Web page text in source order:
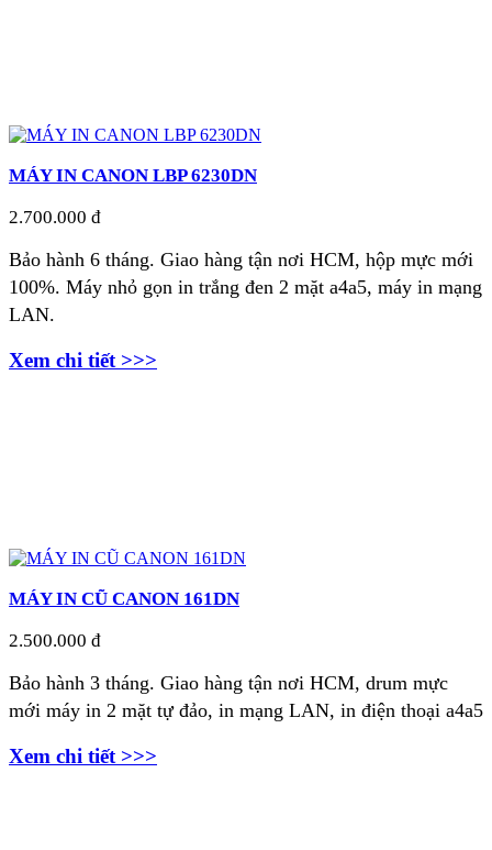
MÁY IN CANON LBP 6230DN
2.700.000 đ
Bảo hành 6 tháng. Giao hàng tận nơi HCM, hộp mực mới
100%. Máy nhỏ gọn in trắng đen 2 mặt a4a5, máy in mạng
LAN.
Xem chi tiết >>>
MÁY IN CŨ CANON 161DN
2.500.000 đ
Bảo hành 3 tháng. Giao hàng tận nơi HCM, drum mực
mới máy in 2 mặt tự đảo, in mạng LAN, in điện thoại a4a5
Xem chi tiết >>>